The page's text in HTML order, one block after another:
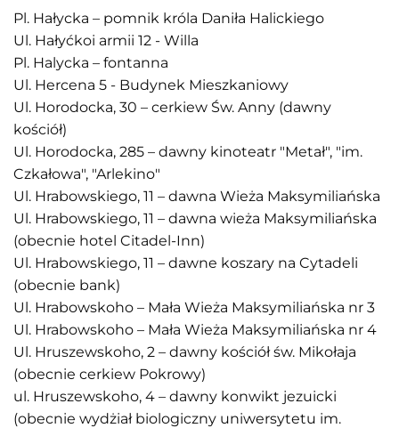
Pl. Hałycka – pomnik króla Daniła Halickiego
Ul. Hałyćkoi armii 12 - Willa
Pl. Halycka – fontanna
Ul. Hercena 5 - Budynek Mieszkaniowy
Ul. Horodocka, 30 – cerkiew Św. Anny (dawny
kościół)
Ul. Horodocka, 285 – dawny kinoteatr "Metał", "im.
Czkałowa", "Arlekino"
Ul. Hrabowskiego, 11 – dawna Wieża Maksymiliańska
Ul. Hrabowskiego, 11 – dawna wieża Maksymiliańska
(obecnie hotel Citadel-Inn)
Ul. Hrabowskiego, 11 – dawne koszary na Cytadeli
(obecnie bank)
Ul. Hrabowskoho – Mała Wieża Maksymiliańska nr 3
Ul. Hrabowskoho – Mała Wieża Maksymiliańska nr 4
Ul. Hruszewskoho, 2 – dawny kościół św. Mikołaja
(obecnie cerkiew Pokrowy)
ul. Hruszewskoho, 4 – dawny konwikt jezuicki
(obecnie wydżiał biologiczny uniwersytetu im.